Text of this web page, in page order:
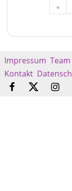
«
Impressum Team
Kontakt